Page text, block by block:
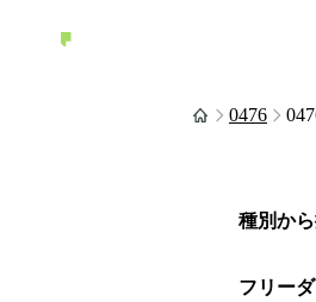
0476
種別か
フリー